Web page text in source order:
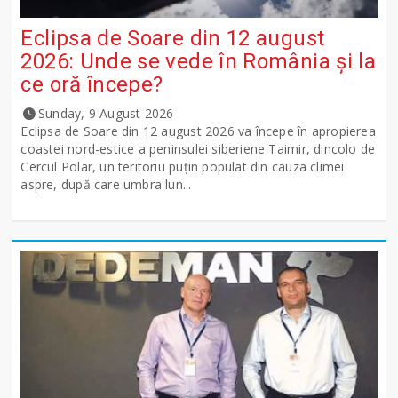
Eclipsa de Soare din 12 august
2026: Unde se vede în România și la
ce oră începe?
Sunday, 9 August 2026
Eclipsa de Soare din 12 august 2026 va începe în apropierea
coastei nord-estice a peninsulei siberiene Taimir, dincolo de
Cercul Polar, un teritoriu puțin populat din cauza climei
aspre, după care umbra lun...